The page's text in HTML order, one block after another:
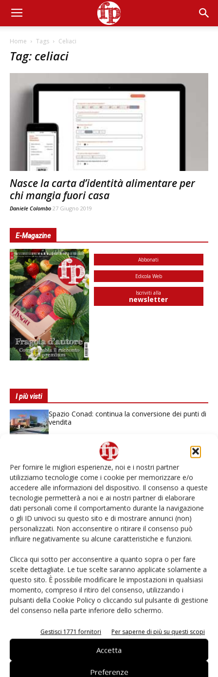
Per fornire le migliori esperienze, noi e i nostri partner
utilizziamo tecnologie come i cookie per memorizzare e/o
accedere alle informazioni del dispositivo. Il consenso a queste
tecnologie permetterà a noi e ai nostri partner di elaborare
dati personali come il comportamento durante la navigazione
o gli ID univoci su questo sito e di mostrare annunci (non)
personalizzati. Non acconsentire o ritirare il consenso può
influire negativamente su alcune caratteristiche e funzioni.
Clicca qui sotto per acconsentire a quanto sopra o per fare
scelte dettagliate. Le tue scelte saranno applicate solamente a
questo sito. È possibile modificare le impostazioni in qualsiasi
momento, compreso il ritiro del consenso, utilizzando i
pulsanti della Cookie Policy o cliccando sul pulsante di gestione
del consenso nella parte inferiore dello schermo.
Gestisci 1771 fornitori Per saperne di più su questi scopi
Accetta
Preferenze
Home Tags Celiaci
Tag: celiaci
Nasce la carta d’identità alimentare per
chi mangia fuori casa
Daniele Colombo 27 Giugno 2019
E-Magazine
Abbonati
Edicola Web
Iscriviti alla
newsletter
I più visti
Spazio Conad: continua la conversione dei punti di
vendita
Non è una susina: è Metis… e può rivoluzionare la
L’ortofrutta di Extra Supermercati tra localismo e
Ai #Repartofresh
Andamento prezzi ortofrutta in Italia al 27 luglio
2026
Leonardo Odorizzi: “Dobbiamo creare stupore nel
punto di vendita” #vocidellortofrutta